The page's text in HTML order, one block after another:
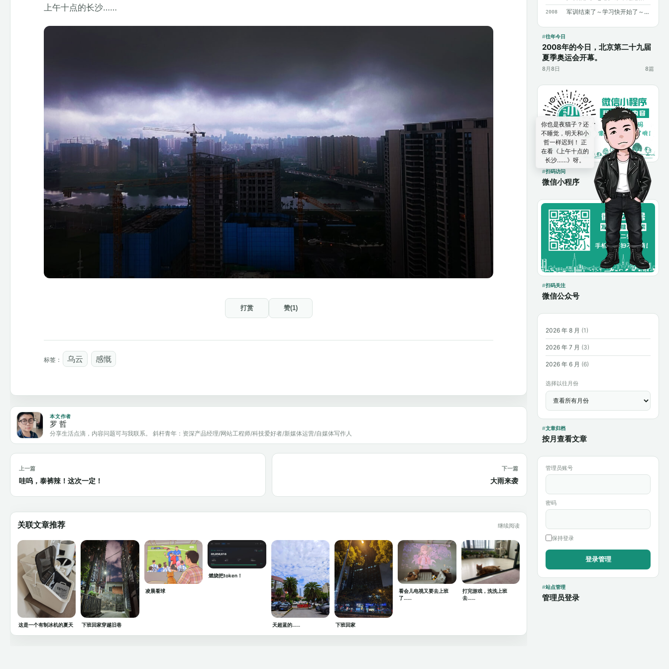
2008 军训结束了～学习快开始了～加油～加油～
往年今日
2008年的今日，北京第二十九届
夏季奥运会开幕。
8月8日 8篇
扫码访问
微信小程序
扫码关注
微信公众号
2026 年 8 月 (1)
2026 年 7 月 (3)
2026 年 6 月 (6)
选择以往月份
文章归档
按月查看文章
管理员账号
密码
保持登录
站点管理
管理员登录
上午十点的长沙……
打赏 赞(1)
标签： 乌云 感慨
本文作者
罗 哲
分享生活点滴，内容问题可与我联系。 斜杆青年：资深产品经理/网站工程师/科技爱好者/新媒体运营/自媒体写作人
上一篇
哇呜，泰裤辣！这次一定！
下一篇
大雨来袭
关联文章推荐 继续阅读
这是一个有制冰机的夏天 下班回家穿越旧巷
凌晨看球
燃烧把token！
天超蓝的…… 下班回家
看会儿电视又要去上班
了……
打完游戏，洗洗上班
去……
你也是夜猫子？还
不睡觉，明天和小
哲一样迟到！ 正
在看《上午十点的
长沙……》呀。